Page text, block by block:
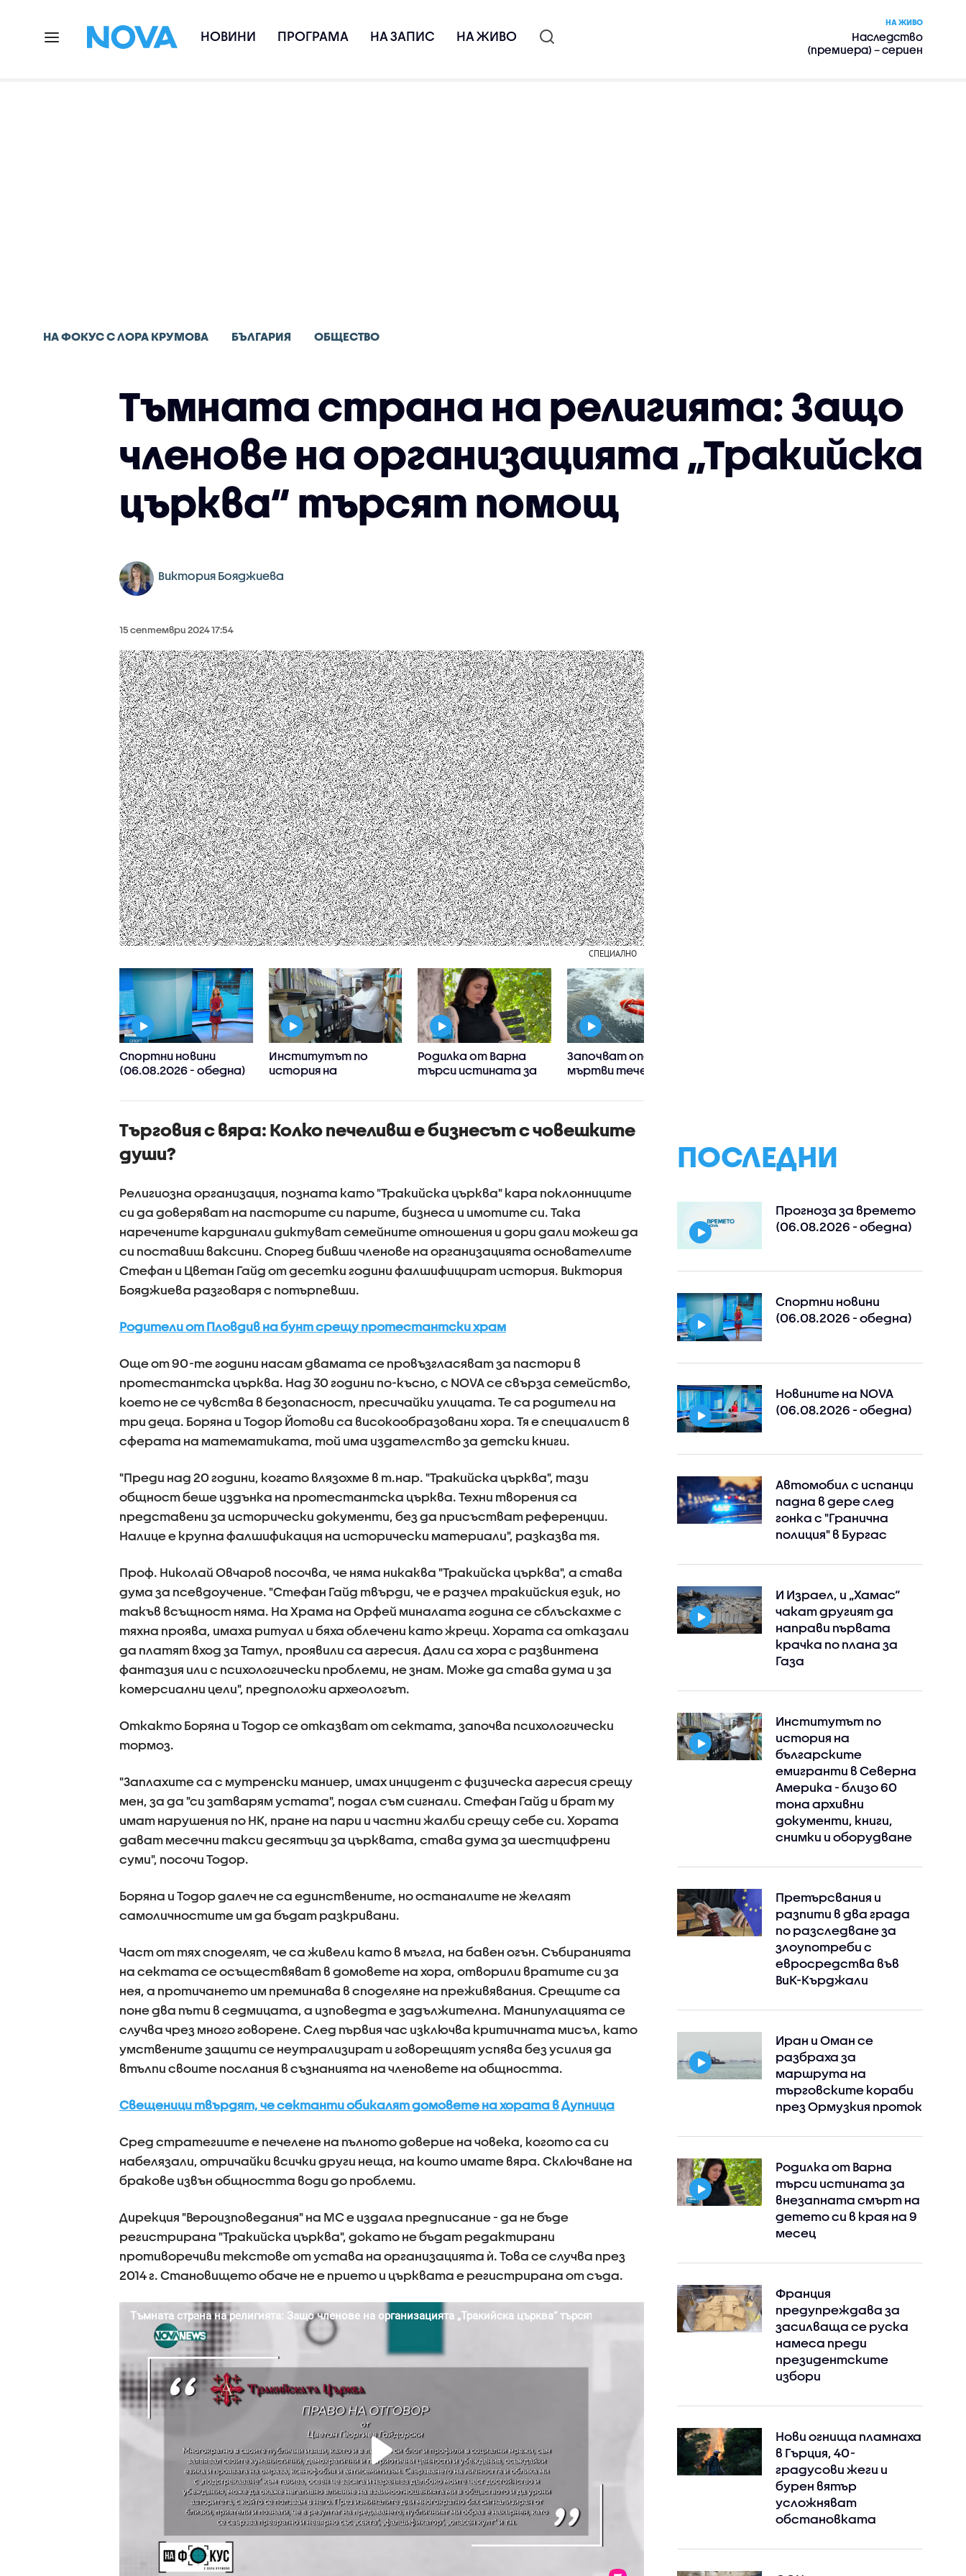
НОВИНИ ПРОГРАМА НА ЗАПИС НА ЖИВО
НА ЖИВО
Наследство
(премиера) – сериен
НА ФОКУС С ЛОРА КРУМОВА БЪЛГАРИЯ ОБЩЕСТВО
Тъмната страна на религията: Защо
членове на организацията „Тракийска
църква“ търсят помощ
Виктория Бояджиева
15 септември 2024 17:54
СПЕЦИАЛНО
Спортни новини
(06.08.2026 - обедна)
Институтът по
история на
емигранти в Северна
тона архивни
Родилка от Варна
търси истината за
детето си в края на 9
Започват опасните
мъртви течения в
съветите на
Търговия с вяра: Колко печеливш е бизнесът с човешките
души?
Религиозна организация, позната като "Тракийска църква" кара поклонниците
си да доверяват на пасторите си парите, бизнеса и имотите си. Така
наречените кардинали диктуват семейните отношения и дори дали можеш да
си поставиш ваксини. Според бивши членове на организацията основателите
Стефан и Цветан Гайд от десетки години фалшифицират история. Виктория
Бояджиева разговаря с потърпевши.
Родители от Пловдив на бунт срещу протестантски храм
Още от 90-те години насам двамата се провъзгласяват за пастори в
протестантска църква. Над 30 години по-късно, с NOVA се свърза семейство,
което не се чувства в безопасност, пресичайки улицата. Те са родители на
три деца. Боряна и Тодор Йотови са високообразовани хора. Тя е специалист в
сферата на математиката, той има издателство за детски книги.
"Преди над 20 години, когато влязохме в т.нар. "Тракийска църква", тази
общност беше издънка на протестантска църква. Техни творения са
представени за исторически документи, без да присъстват референции.
Налице е крупна фалшификация на исторически материали", разказва тя.
Проф. Николай Овчаров посочва, че няма никаква "Тракийска църква", а става
дума за псевдоучение. "Стефан Гайд твърди, че е разчел тракийския език, но
такъв всъщност няма. На Храма на Орфей миналата година се сблъскахме с
тяхна проява, имаха ритуал и бяха облечени като жреци. Хората са отказали
да платят вход за Татул, проявили са агресия. Дали са хора с развинтена
фантазия или с психологически проблеми, не знам. Може да става дума и за
комерсиални цели", предположи археологът.
Откакто Боряна и Тодор се отказват от сектата, започва психологически
тормоз.
"Заплахите са с мутренски маниер, имах инцидент с физическа агресия срещу
мен, за да "си затварям устата", подал съм сигнали. Стефан Гайд и брат му
имат нарушения по НК, пране на пари и частни жалби срещу себе си. Хората
дават месечни такси десятъци за църквата, става дума за шестцифрени
суми", посочи Тодор.
Боряна и Тодор далеч не са единствените, но останалите не желаят
самоличностите им да бъдат разкривани.
Част от тях споделят, че са живели като в мъгла, на бавен огън. Събиранията
на сектата се осъществяват в домовете на хора, отворили вратите си за
нея, а протичането им преминава в споделяне на преживявания. Срещите са
поне два пъти в седмицата, а изповедта е задължителна. Манипулацията се
случва чрез много говорене. След първия час изключва критичната мисъл, като
умствените защити се неутрализират и говорещият успява без усилия да
втълпи своите послания в съзнанията на членовете на общността.
Свещеници твърдят, че сектанти обикалят домовете на хората в Дупница
Сред стратегиите е печелене на пълното доверие на човека, когото са си
набелязали, отричайки всички други неща, на които имате вяра. Сключване на
бракове извън общността води до проблеми.
Дирекция "Вероизповедания" на МС е издала предписание - да не бъде
регистрирана "Тракийска църква", докато не бъдат редактирани
противоречиви текстове от устава на организацията ѝ. Това се случва през
2014 г. Становището обаче не е прието и църквата е регистрирана от съда.
ПОСЛЕДНИ
Прогноза за времето
(06.08.2026 - обедна)
Спортни новини
(06.08.2026 - обедна)
Новините на NOVA
(06.08.2026 - обедна)
Автомобил с испанци
падна в дере след
гонка с "Гранична
полиция" в Бургас
И Израел, и „Хамас“
чакат другият да
направи първата
крачка по плана за
Газа
Институтът по
история на
българските
емигранти в Северна
Америка - близо 60
тона архивни
документи, книги,
снимки и оборудване
Претърсвания и
разпити в два града
по разследване за
злоупотреби с
евросредства във
ВиК-Кърджали
Иран и Оман се
разбраха за
маршрута на
търговските кораби
през Ормузкия проток
Родилка от Варна
търси истината за
внезапната смърт на
детето си в края на 9
месец
Франция
предупреждава за
засилваща се руска
намеса преди
президентските
избори
Нови огнища пламнаха
в Гърция, 40-
градусови жеги и
бурен вятър
усложняват
обстановката